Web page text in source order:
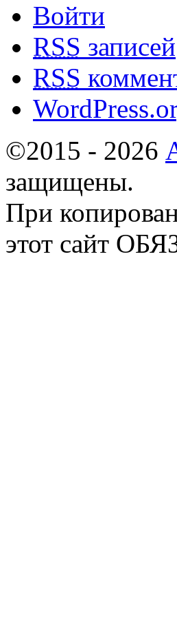
Войти
RSS записей
RSS
©2015 - 2026
защищены.
При
этот сайт